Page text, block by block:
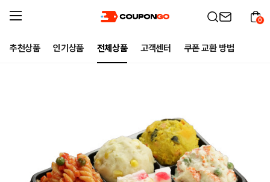
추천상품 인기상품 전체상품 고객센터 쿠폰 교환 방법
0